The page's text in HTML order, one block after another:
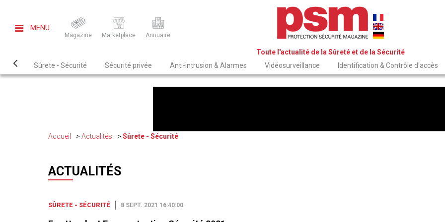
MENU
Magazine Marketplace Annuaire
Toute l'actualité de la Sûreté et de la Sécurité
Sûrete - Sécurité Sécurité privée Anti-intrusion & Alarmes Vidéosurveillance Identification & Contrôle d'accès
Accueil Actualités Sûrete - Sécurité
ACTUALITÉS
SÛRETE - SÉCURITÉ 8 SEPT. 2021 16:40:00